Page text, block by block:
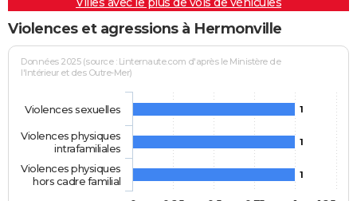
Violences et agressions à Hermonville
Données 2025 (source : Linternaute.com d'après le Ministère de
l'Intérieur et des Outre-Mer)
1
1
1
Violences sexuelles
Violences physiques
intrafamiliales
Violences physiques
hors cadre familial